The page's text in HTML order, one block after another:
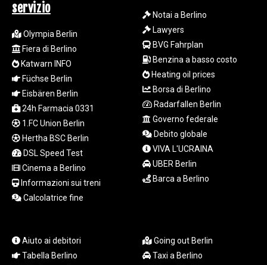
JMD 182.968915
JOD 0.81682
JPY 182.476764
KES 149.050765
KGS 100.753239
KHR
4682.906821
KMF 491.958449
KRW
KWD 0.356756
KYD 0.961952
KZT 540.905481
LAK
LRD 208.352023
LSL 18.827475
servizio
Olympia Berlin
Fiera di Berlino
Katwarn INFO
Füchse Berlin
Eisbären Berlin
24h Farmacia 0331
1.FC Union Berlin
Hertha BSC Berlin
DSL Speed Test
Cinema a Berlino
Informazioni sui treni
Calcolatrice fine
Notai a Berlino
Lawyers
BVG Fahrplan
Benzina a basso costo
Heating oil prices
Borsa di Berlino
Radarfallen Berlin
Governo federale
Debito globale
VIVA L'UCRAINA
UBER Berlin
Barca a Berlino
Aiuto ai debitori
Tabella Berlino
Going out Berlin
Taxi a Berlino